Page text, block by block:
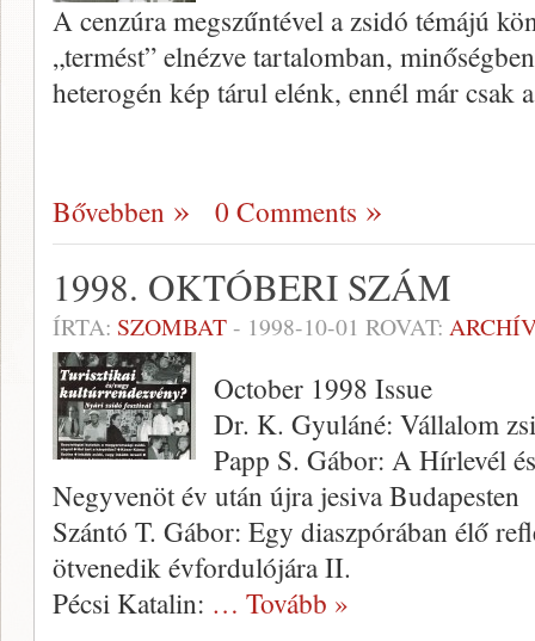
A cenzúra megszűntével a zsidó témájú
„termést” elnézve tartalomban,
heterogén kép tárul elénk, ennél már csak
Bővebben 0 Comments
1998. OKTÓBERI SZÁM
ÍRTA: SZOMBAT- 1998-10-01 ROVAT:
October 1998 Issue
Dr. K. Gyuláné: Vállalom
Papp S. Gábor: A Hírlevél
Negyvenöt év után újra jesiva Budapesten
Szántó T. Gábor: Egy diaszpórában élő
ötvenedik évfordulójára II.
Pécsi Katalin: … Tovább »